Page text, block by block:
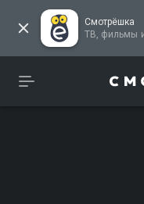
Смотрёшка